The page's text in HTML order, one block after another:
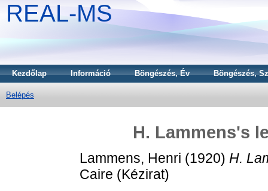
REAL-MS
Kezdőlap Információ Böngészés, Év Böngészés,
Belépés
H. Lammens's
Lammens, Henri (1920) H.
Caire (Kézirat)